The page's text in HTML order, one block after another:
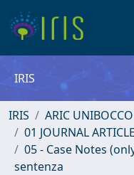
IRIS
IRIS
ARIC
01 JOURNAL
05 - Case Notes
sentenza